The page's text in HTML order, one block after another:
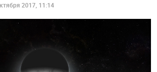
2017, 11:14